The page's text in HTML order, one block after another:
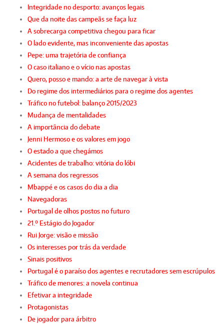
Integridade no desporto: avanços legais
Que da noite das campeãs se faça luz
A sobrecarga competitiva chegou para ficar
O lado evidente, mas inconveniente das apostas
Pepe: uma trajetória de confiança
O caso italiano e o vício nas apostas
Quero, posso e mando: a arte de navegar à vista
Do regime dos intermediários para o regime dos agentes
Tráfico no futebol: balanço 2015/2023
Mudança de mentalidades
A importância do debate
Jenni Hermoso e os valores em jogo
O estado a que chegámos
Acidentes de trabalho: vitória do lóbi
A semana dos regressos
Mbappé e os casos do dia a dia
Navegadoras
Portugal de olhos postos no futuro
21.º Estágio do Jogador
Rui Jorge: visão e missão
Os interesses por trás da verdade
Sinais positivos
Portugal é o paraíso dos agentes e recrutadores sem escrúpulos
Tráfico de menores: a novela continua
Efetivar a integridade
Protagonistas
De jogador para árbitro